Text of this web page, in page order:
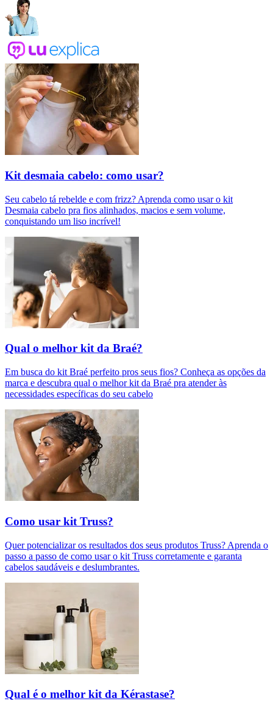
Kit desmaia cabelo: como usar?
Seu cabelo tá rebelde e com frizz? Aprenda como usar o kit
Desmaia cabelo pra fios alinhados, macios e sem volume,
conquistando um liso incrível!
Qual o melhor kit da Braé?
Em busca do kit Braé perfeito pros seus fios? Conheça as opções da
marca e descubra qual o melhor kit da Braé pra atender às
necessidades específicas do seu cabelo
Como usar kit Truss?
Quer potencializar os resultados dos seus produtos Truss? Aprenda o
passo a passo de como usar o kit Truss corretamente e garanta
cabelos saudáveis e deslumbrantes.
Qual é o melhor kit da Kérastase?